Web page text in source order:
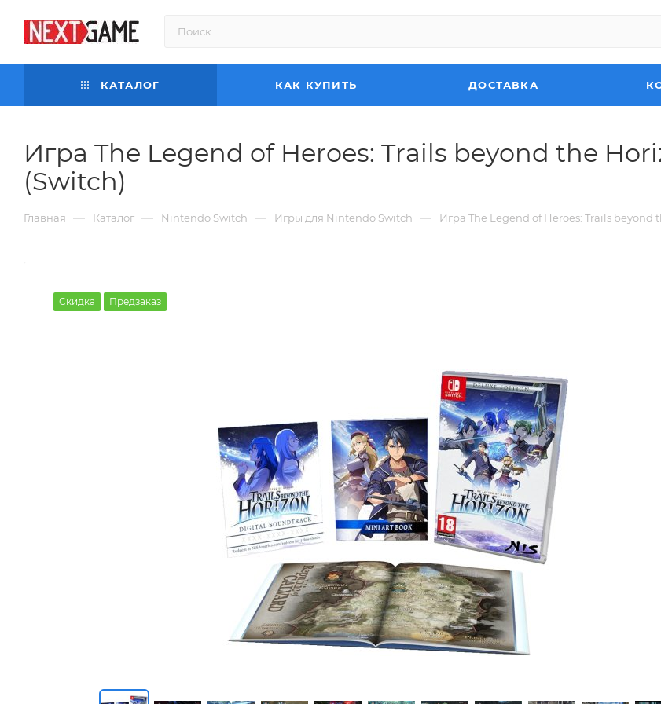
КАТАЛОГ КАК КУПИТЬ ДОСТАВКА
Игра The Legend of Heroes: Trails beyond the
(Switch)
Главная — Каталог — Nintendo Switch — Игры для Nintendo Switch — Игра The Legend of Heroes: Trails
Скидка Предзаказ